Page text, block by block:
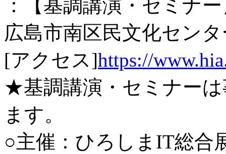
：【基調講演・セミナ
広島市南区民文化セン
[アクセス]https://
★基調講演・セミナー
ます。
○主催：ひろしまIT総合